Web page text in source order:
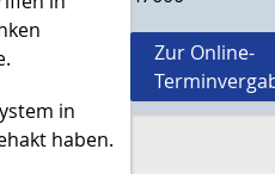
in
haben.
Zur Online-